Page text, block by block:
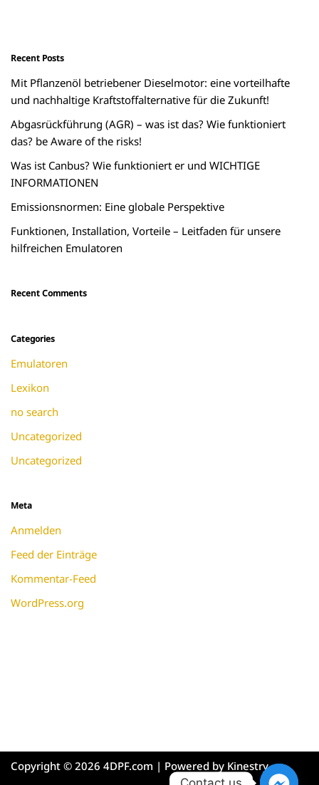
Recent Posts
Mit Pflanzenöl betriebener Dieselmotor: eine vorteilhafte
und nachhaltige Kraftstoffalternative für die Zukunft!
Abgasrückführung (AGR) – was ist das? Wie funktioniert
das? be Aware of the risks!
Was ist Canbus? Wie funktioniert er und WICHTIGE
INFORMATIONEN
Emissionsnormen: Eine globale Perspektive
Funktionen, Installation, Vorteile – Leitfaden für unsere
hilfreichen Emulatoren
Recent Comments
Categories
Emulatoren
Lexikon
no search
Uncategorized
Uncategorized
Meta
Anmelden
Feed der Einträge
Kommentar-Feed
WordPress.org
Copyright © 2026 4DPF.com | Powered by Kinestry